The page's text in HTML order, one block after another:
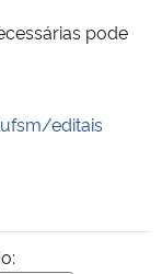
pode
editais